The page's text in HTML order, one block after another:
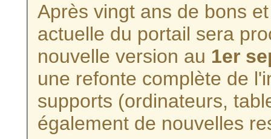
Après vingt ans de bons
actuelle du portail sera
nouvelle version au 1er
une refonte complète de
supports (ordinateurs,
également de nouvelles